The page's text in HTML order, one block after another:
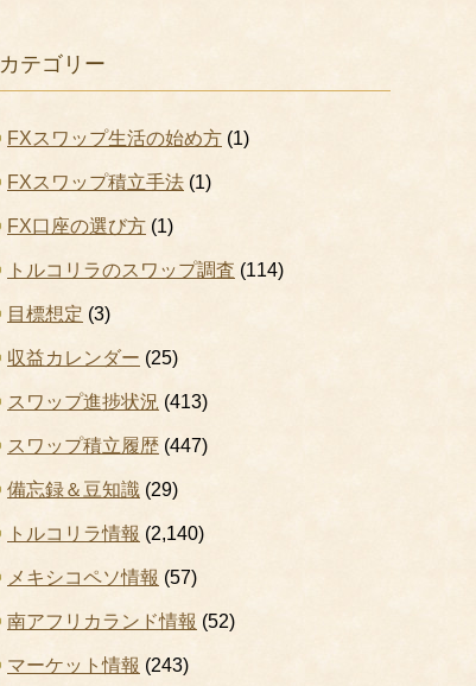
カテゴリー
FXスワップ生活の始め方 (1)
FXスワップ積立手法 (1)
FX口座の選び方 (1)
トルコリラのスワップ調査 (114)
目標想定 (3)
収益カレンダー (25)
スワップ進捗状況 (413)
スワップ積立履歴 (447)
備忘録＆豆知識 (29)
トルコリラ情報 (2,140)
メキシコペソ情報 (57)
南アフリカランド情報 (52)
マーケット情報 (243)